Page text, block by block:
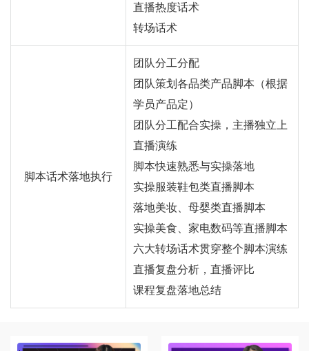
直播热度话术
转场话术
脚本话术落地执行
团队分工分配
团队策划各品类产品脚本（根据
学员产品定）
团队分工配合实操，主播独立上
直播演练
脚本快速熟悉与实操落地
实操服装鞋包类直播脚本
落地美妆、母婴类直播脚本
实操美食、家电数码等直播脚本
六大转场话术贯穿整个脚本演练
直播复盘分析，直播评比
课程复盘落地总结